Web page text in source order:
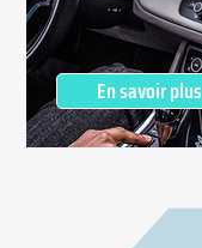
En savoir plus